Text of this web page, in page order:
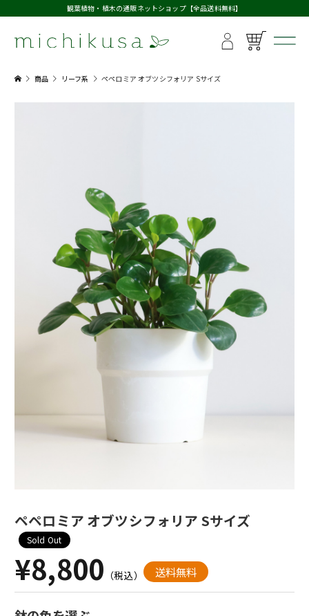
観葉植物・植木の通販ネットショップ【全品送料無料】
商品 リーフ系 ペペロミア オブツシフォリア Sサイズ
ペペロミア オブツシフォリア Sサイズ
Sold Out
¥8,800 （税込） 送料無料